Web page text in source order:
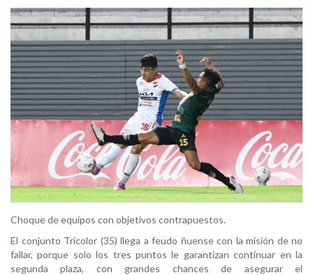
Choque de equipos con objetivos contrapuestos.
El conjunto Tricolor (35) llega a feudo ñuense con la misión de no
fallar, porque solo los tres puntos le garantizan continuar en la
segunda plaza, con grandes chances de asegurar el